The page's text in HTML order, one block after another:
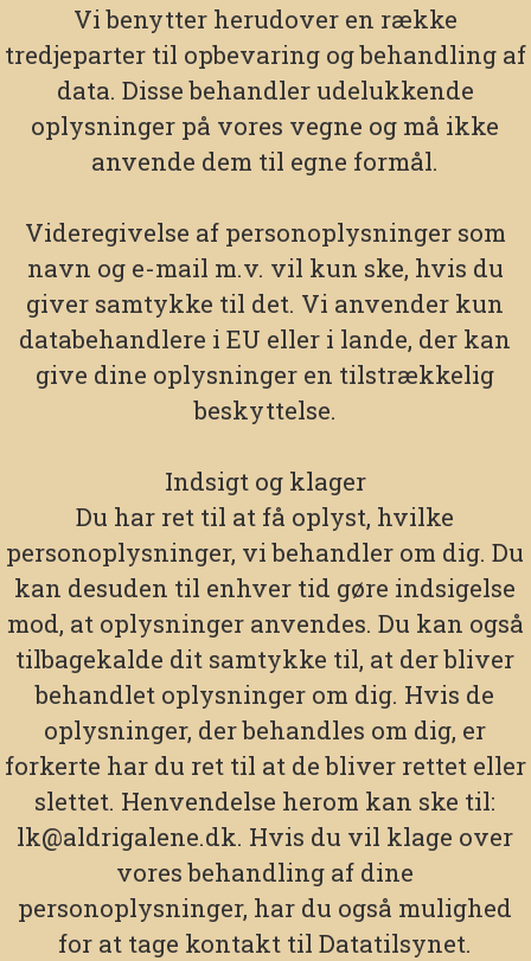
Vi benytter herudover en række
tredjeparter til opbevaring og behandling af
data. Disse behandler udelukkende
oplysninger på vores vegne og må ikke
anvende dem til egne formål.
Videregivelse af personoplysninger som
navn og e-mail m.v. vil kun ske, hvis du
giver samtykke til det. Vi anvender kun
databehandlere i EU eller i lande, der kan
give dine oplysninger en tilstrækkelig
beskyttelse.
Indsigt og klager
Du har ret til at få oplyst, hvilke
personoplysninger, vi behandler om dig. Du
kan desuden til enhver tid gøre indsigelse
mod, at oplysninger anvendes. Du kan også
tilbagekalde dit samtykke til, at der bliver
behandlet oplysninger om dig. Hvis de
oplysninger, der behandles om dig, er
forkerte har du ret til at de bliver rettet eller
slettet. Henvendelse herom kan ske til:
lk@aldrigalene.dk. Hvis du vil klage over
vores behandling af dine
personoplysninger, har du også mulighed
for at tage kontakt til Datatilsynet.